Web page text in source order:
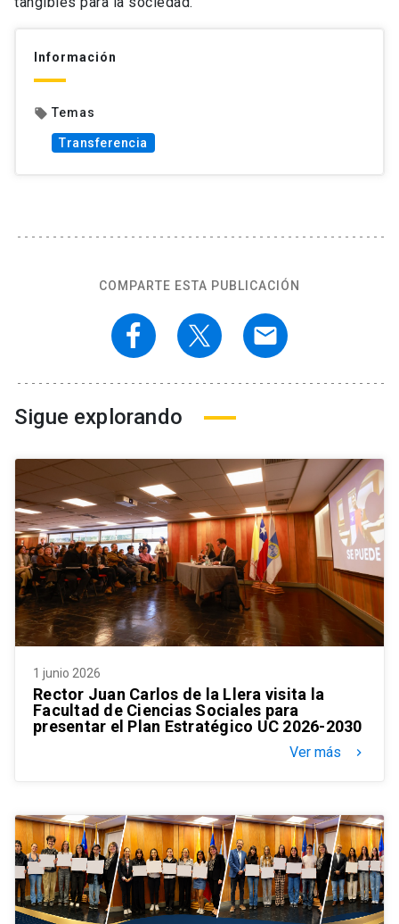
Información
local_offer Temas
Transferencia
COMPARTE ESTA PUBLICACIÓN
email
Sigue explorando
1 junio 2026
Rector Juan Carlos de la Llera visita la
Facultad de Ciencias Sociales para
presentar el Plan Estratégico UC 2026-2030
Ver más keyboard_arrow_right